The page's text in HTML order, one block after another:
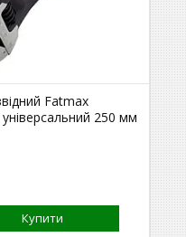
Fatmax
універсальний 250 мм
Купити